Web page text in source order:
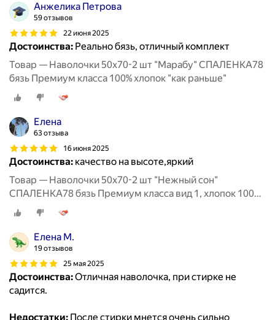
Анжелика Петрова
59 отзывов
22 июня 2025
Достоинства: Реально бязь, отличный комплект
Товар — Наволочки 50х70-2 шт "Марабу" СПАЛЕНКА78
бязь Премиум класса 100% хлопок "как раньше"
Елена
63 отзыва
16 июня 2025
Достоинства: качество на высоте,яркий
Товар — Наволочки 50х70-2 шт "Нежный сон"
СПАЛЕНКА78 бязь Премиум класса вид 1, хлопок 100%
«как раньше»
Елена М.
19 отзывов
25 мая 2025
Достоинства:Отличная наволочка, при стирке не
садится.
Недостатки: После стирки мнется очень сильно